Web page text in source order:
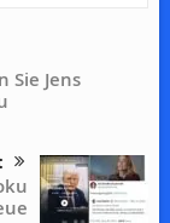
Sie Jens